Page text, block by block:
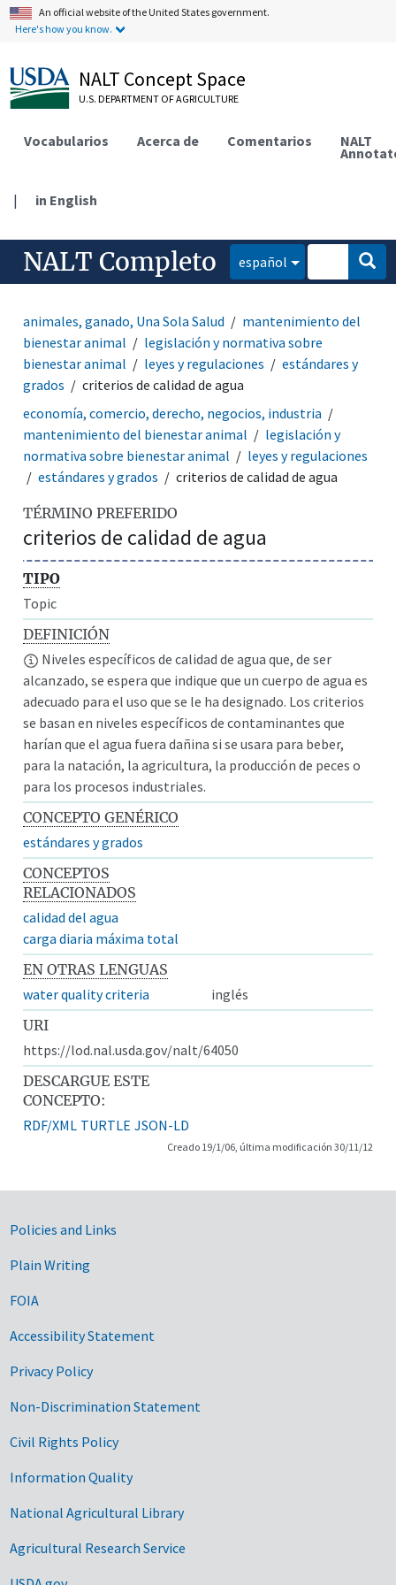
An official website of the United States government.
Here's how you know.
NALT Concept Space
U.S. DEPARTMENT OF AGRICULTURE
Vocabularios Acerca de Comentarios NALT
| in English
NALT Completo español
animales, ganado, Una Sola Salud
mantenimiento del
bienestar animal
legislación y normativa sobre
bienestar animal
leyes y regulaciones
estándares y
grados
criterios de calidad de agua
economía, comercio, derecho, negocios, industria
mantenimiento del bienestar animal
legislación y
normativa sobre bienestar animal
leyes y regulaciones
estándares y grados
criterios de calidad de agua
TÉRMINO PREFERIDO
criterios de calidad de agua
TIPO
Topic
DEFINICIÓN
Niveles específicos de calidad de agua que, de ser
alcanzado, se espera que indique que un cuerpo de agua es
adecuado para el uso que se le ha designado. Los criterios
se basan en niveles específicos de contaminantes que
harían que el agua fuera dañina si se usara para beber,
para la natación, la agricultura, la producción de peces o
para los procesos industriales.
CONCEPTO GENÉRICO
estándares y grados
CONCEPTOS
RELACIONADOS
calidad del agua
carga diaria máxima total
EN OTRAS LENGUAS
water quality criteria
inglés
URI
https://lod.nal.usda.gov/nalt/64050
DESCARGUE ESTE
CONCEPTO:
RDF/XML TURTLE JSON-LD
Creado 19/1/06, última modificación 30/11/12
Government Links
Policies and Links
Plain Writing
FOIA
Accessibility Statement
Privacy Policy
Non-Discrimination Statement
Civil Rights Policy
Information Quality
National Agricultural Library
Agricultural Research Service